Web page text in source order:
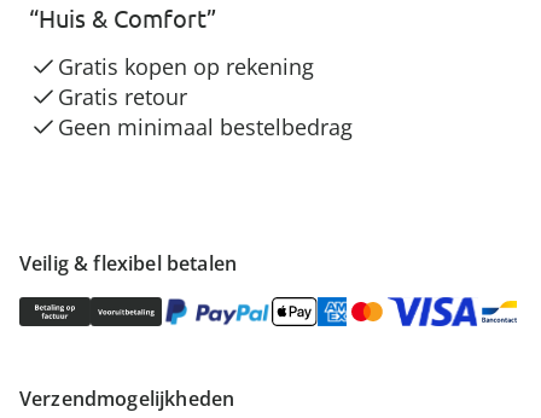
Veilig & flexibel betalen
Verzendmogelijkheden
“Huis & Comfort”
Gratis kopen op rekening
Gratis retour
Geen minimaal bestelbedrag